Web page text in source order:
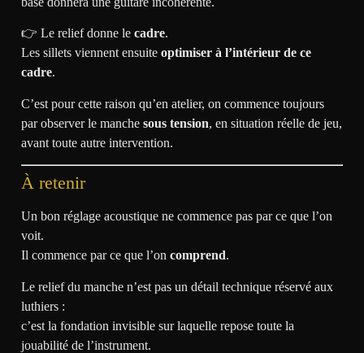
👉 Le relief donne le cadre.
Les sillets viennent ensuite optimiser à l’intérieur de ce
cadre.
C’est pour cette raison qu’en atelier, on commence toujours
par observer le manche sous tension, en situation réelle de jeu,
avant toute autre intervention.
À retenir
Un bon réglage acoustique ne commence pas par ce que l’on
voit.
Il commence par ce que l’on comprend.
Le relief du manche n’est pas un détail technique réservé aux
luthiers :
c’est la fondation invisible sur laquelle repose toute la
jouabilité de l’instrument.